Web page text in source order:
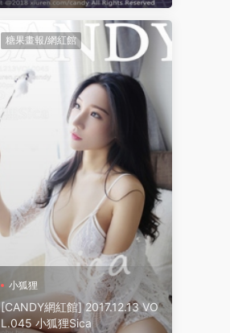
糖果畫報/網紅館
小狐狸
[CANDY網紅館] 2017.12.13 VO
L.045 小狐狸Sica